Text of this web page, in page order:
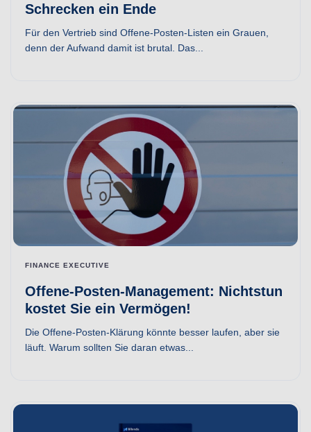
Schrecken ein Ende
Für den Vertrieb sind Offene-Posten-Listen ein Grauen,
denn der Aufwand damit ist brutal. Das...
FINANCE EXECUTIVE
Offene-Posten-Management: Nichtstun
kostet Sie ein Vermögen!
Die Offene-Posten-Klärung könnte besser laufen, aber sie
läuft. Warum sollten Sie daran etwas...